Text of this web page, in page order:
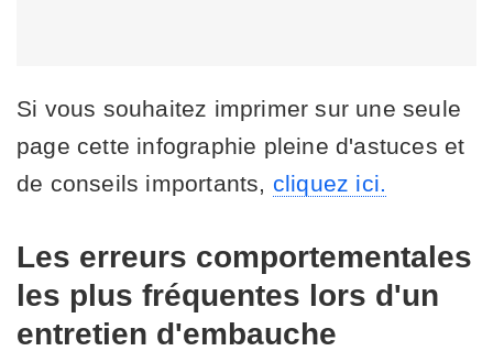
Si vous souhaitez imprimer sur une seule
page cette infographie pleine d'astuces et
de conseils importants, cliquez ici.
Les erreurs comportementales
les plus fréquentes lors d'un
entretien d'embauche